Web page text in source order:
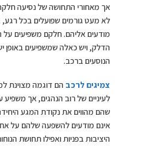
אך מאחורי התחושה של נסיעה
לא מעט גורמים שפועלים בכל
מודעים אליהם. חלקם משפיעים על
הדלק, ויש כאלה שמשפיעים באופן
הנוסעים ברכב.
צמיגים לרכב הם דוגמה מצוינת
לעיניים של רוב הנהגים, אך
שהם מהווים את נקודת המגע
אינם מודעים להשפעה שלהם על
היציבות בפניות ואפילו תחושת